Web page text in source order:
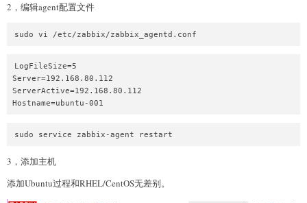
2，编辑agent配置文件
sudo vi /etc/zabbix/zabbix_agentd.conf
LogFileSize=5
Server=192.168.80.112
ServerActive=192.168.80.112
Hostname=ubuntu-001
sudo service zabbix-agent restart
3，添加主机
添加Ubuntu过程和RHEL/CentOS无差别。